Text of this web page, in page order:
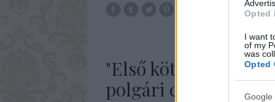
Opted
I want
of my
was
Opted
Google
szórakozás
"Első kötelessége a
polgári családban